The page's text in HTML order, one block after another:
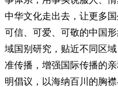
中华文化走出去，让更多
可信、可爱、可敬的中国
域国别研究，贴近不同区
准传播，增强国际传播的
明倡议，以海纳百川的胸